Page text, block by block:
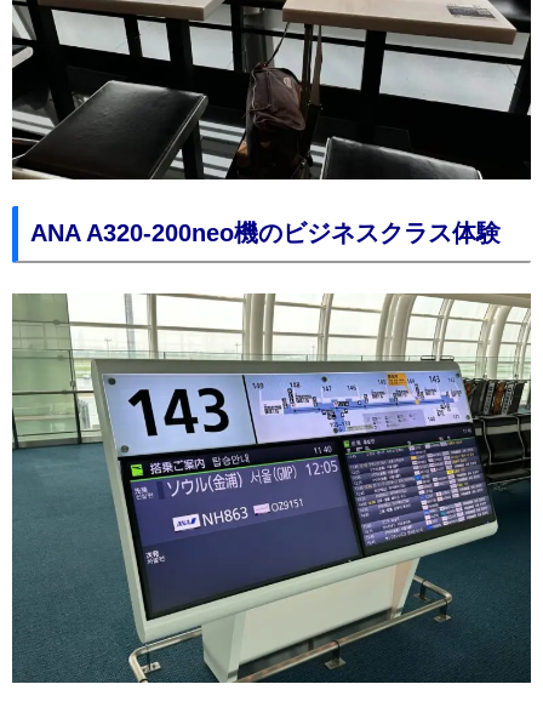
ANA A320-200neo機のビジネスクラス体験